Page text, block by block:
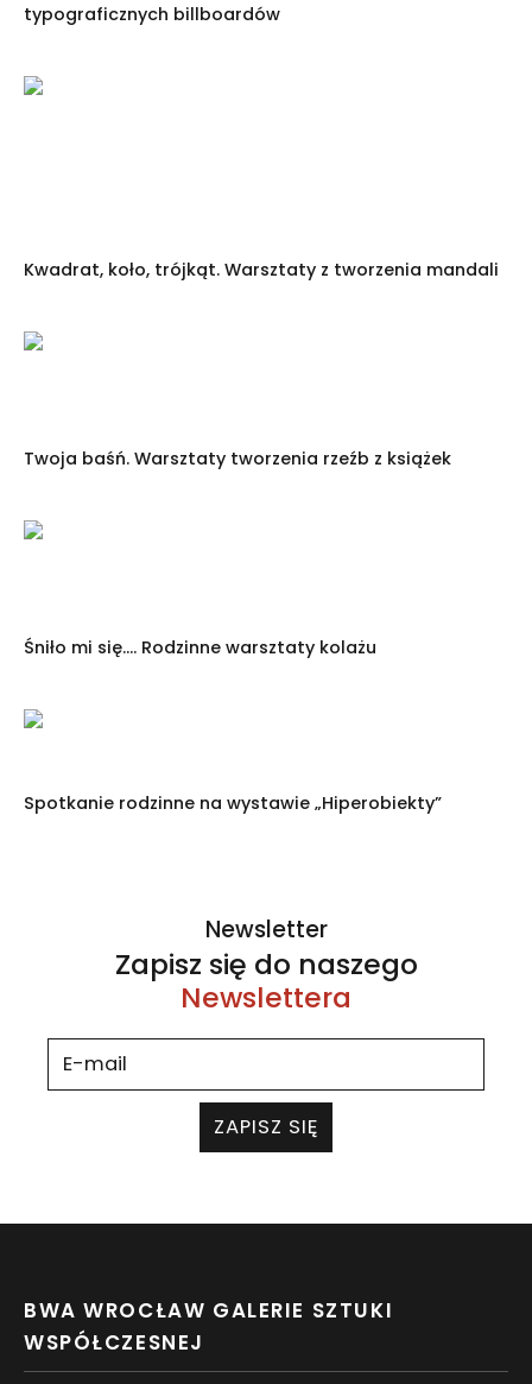
typograficznych billboardów
Kwadrat, koło, trójkąt. Warsztaty z tworzenia mandali
Twoja baśń. Warsztaty tworzenia rzeźb z książek
Śniło mi się…. Rodzinne warsztaty kolażu
Spotkanie rodzinne na wystawie „Hiperobiekty”
Newsletter
Zapisz się do naszego
Newslettera
ZAPISZ SIĘ
BWA WROCŁAW GALERIE SZTUKI
WSPÓŁCZESNEJ